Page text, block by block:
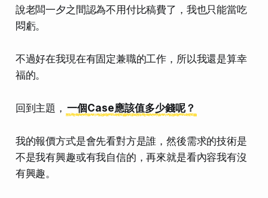
說老闆一夕之間認為不用付比稿費了 ，我也只能當吃
悶虧。
不過好在我現在有固定兼職的工作，所以我還是算幸
福的。
回到主題， 一個Case應該值多少錢呢？
我的報價方式是會先看對方是誰，然後需求的技術是
不是我有興趣或有我自信的，再來就是看內容我有沒
有興趣。